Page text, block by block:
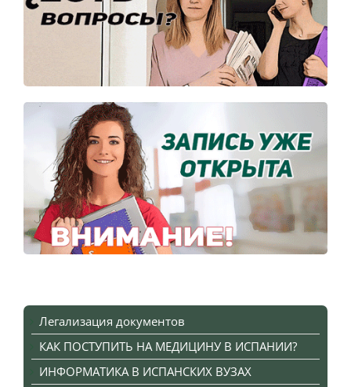
Легализация документов
КАК ПОСТУПИТЬ НА МЕДИЦИНУ В ИСПАНИИ?
ИНФОРМАТИКА В ИСПАНСКИХ ВУЗАХ